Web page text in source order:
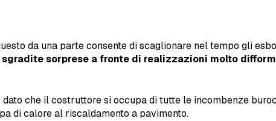
da una parte consente di scaglionare nel tempo gli
sgradite sorprese a fronte di realizzazioni molto
dato che il costruttore si occupa di tutte le incombenze
di calore al riscaldamento a pavimento.